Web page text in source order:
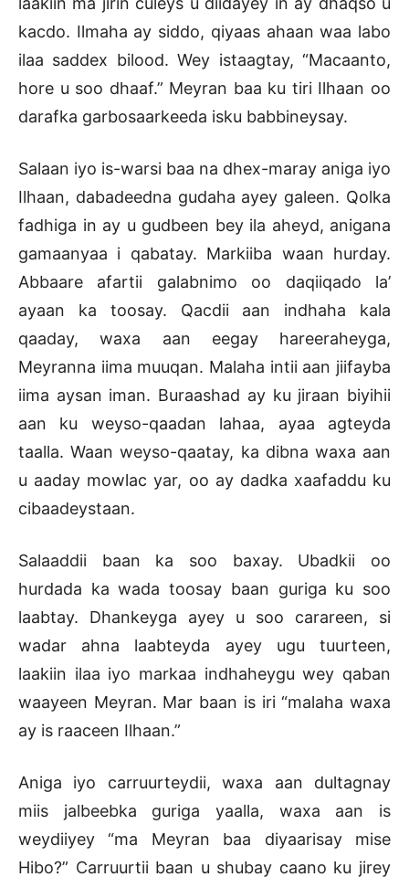
kacdo. Ilmaha ay siddo, qiyaas ahaan waa labo
ilaa saddex bilood. Wey istaagtay, “Macaanto,
hore u soo dhaaf.” Meyran baa ku tiri Ilhaan oo
darafka garbosaarkeeda isku babbineysay.
Salaan iyo is-warsi baa na dhex-maray aniga iyo
Ilhaan, dabadeedna gudaha ayey galeen. Qolka
fadhiga in ay u gudbeen bey ila aheyd, anigana
gamaanyaa i qabatay. Markiiba waan hurday.
Abbaare afartii galabnimo oo daqiiqado la’
ayaan ka toosay. Qacdii aan indhaha kala
qaaday, waxa aan eegay hareeraheyga,
Meyranna iima muuqan. Malaha intii aan jiifayba
iima aysan iman. Buraashad ay ku jiraan biyihii
aan ku weyso-qaadan lahaa, ayaa agteyda
taalla. Waan weyso-qaatay, ka dibna waxa aan
u aaday mowlac yar, oo ay dadka xaafaddu ku
cibaadeystaan.
Salaaddii baan ka soo baxay. Ubadkii oo
hurdada ka wada toosay baan guriga ku soo
laabtay. Dhankeyga ayey u soo carareen, si
wadar ahna laabteyda ayey ugu tuurteen,
laakiin ilaa iyo markaa indhaheygu wey qaban
waayeen Meyran. Mar baan is iri “malaha waxa
ay is raaceen Ilhaan.”
Aniga iyo carruurteydii, waxa aan dultagnay
miis jalbeebka guriga yaalla, waxa aan is
weydiiyey “ma Meyran baa diyaarisay mise
Hibo?” Carruurtii baan u shubay caano ku jirey